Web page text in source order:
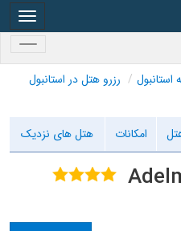
استانبول
رزرو هتل در استانبول
امکانات هتل های نزدیک